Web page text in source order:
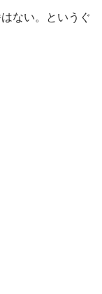
ない。というぐ